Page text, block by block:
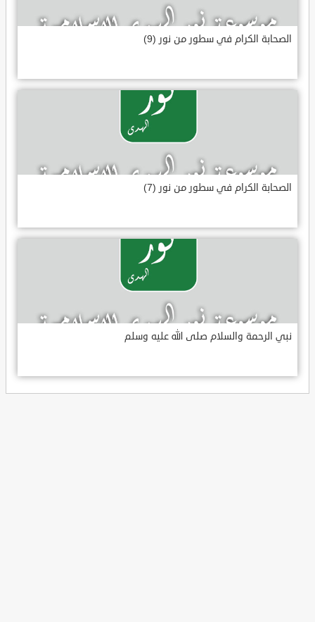
الصحابة الكرام في سطور من نور (9)
الصحابة الكرام في سطور من نور (7)
نبي الرحمة والسلام صلى الله عليه وسلم